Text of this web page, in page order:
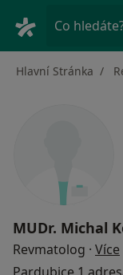
Co
Hlavní Stránka
MUDr. Michal
Revmatolog · Více